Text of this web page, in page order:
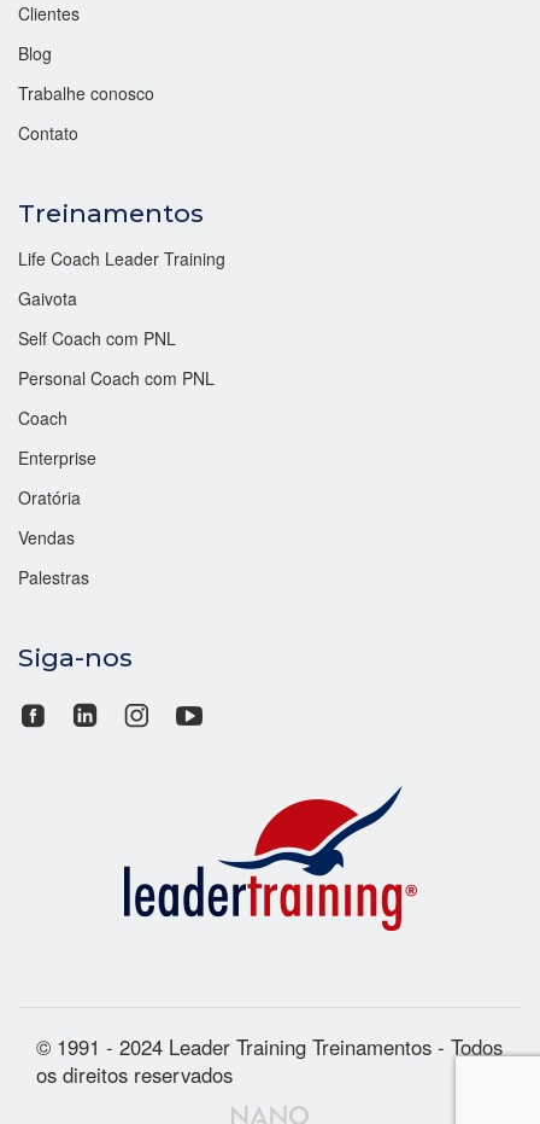
Clientes
Blog
Trabalhe conosco
Contato
Treinamentos
Life Coach Leader Training
Gaivota
Self Coach com PNL
Personal Coach com PNL
Coach
Enterprise
Oratória
Vendas
Palestras
Siga-nos
© 1991 - 2024 Leader Training Treinamentos - Todos
os direitos reservados